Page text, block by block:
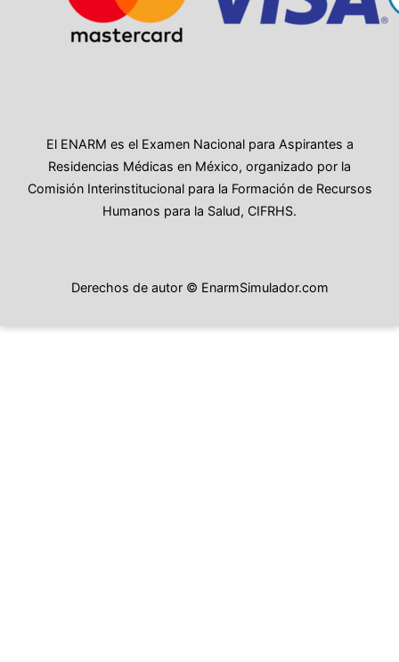
El ENARM es el Examen Nacional para Aspirantes a
Residencias Médicas en México, organizado por la
Comisión Interinstitucional para la Formación de Recursos
Humanos para la Salud, CIFRHS.
Derechos de autor © EnarmSimulador.com